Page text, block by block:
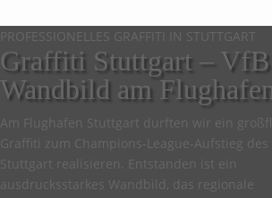
PROFESSIONELLES GRAFFITI IN STUTTGART
Graffiti Stuttgart – VfB
Wandbild am Flughafen
Am Flughafen Stuttgart durften wir ein
Graffiti zum Champions-League-Aufstieg des
Stuttgart realisieren. Entstanden ist ein
ausdrucksstarkes Wandbild, das regionale